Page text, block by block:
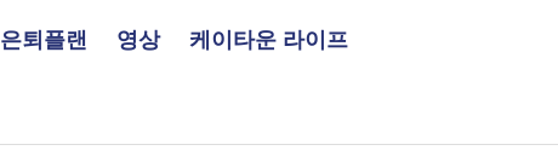
은퇴플랜 영상 케이타운 라이프